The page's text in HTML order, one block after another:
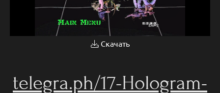
Скачать
telegra.ph/17-Hologram-